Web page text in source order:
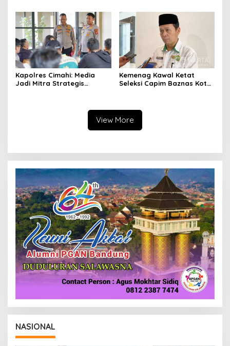
Daerah
Kapolres Cimahi: Media
Jadi Mitra Strategis
Kemenag Kawal Ketat
Seleksi Capim Baznas Kota
Berintegritas
View More
NASIONAL